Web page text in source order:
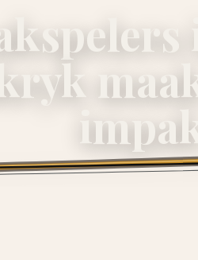
impak
2 April 2016·